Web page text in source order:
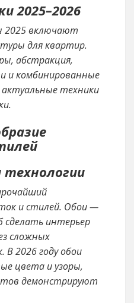
2025–2026
2025 включают
для квартир.
абстракция,
и комбинированные
техники
технологии
и стилей. Обои —
сделать интерьер
сложных
В 2026 году обои
цвета и узоры,
демонстрируют